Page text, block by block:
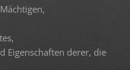
Eigenschaften derer, die